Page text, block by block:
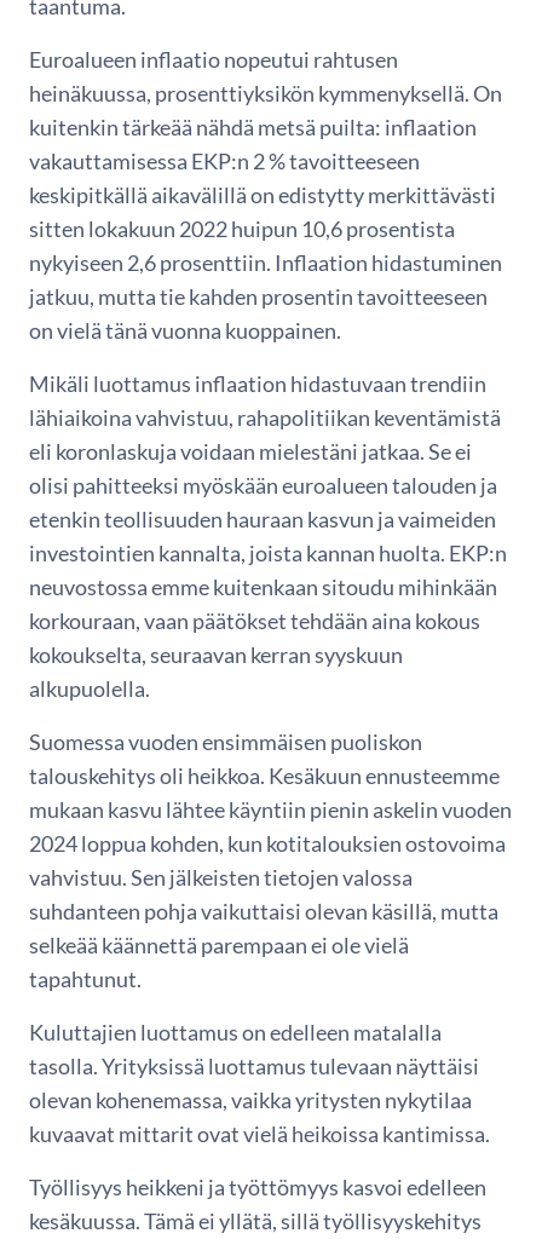
taantuma.
Euroalueen inflaatio nopeutui rahtusen
heinäkuussa, prosenttiyksikön kymmenyksellä. On
kuitenkin tärkeää nähdä metsä puilta: inflaation
vakauttamisessa EKP:n 2 % tavoitteeseen
keskipitkällä aikavälillä on edistytty merkittävästi
sitten lokakuun 2022 huipun 10,6 prosentista
nykyiseen 2,6 prosenttiin. Inflaation hidastuminen
jatkuu, mutta tie kahden prosentin tavoitteeseen
on vielä tänä vuonna kuoppainen.
Mikäli luottamus inflaation hidastuvaan trendiin
lähiaikoina vahvistuu, rahapolitiikan keventämistä
eli koronlaskuja voidaan mielestäni jatkaa. Se ei
olisi pahitteeksi myöskään euroalueen talouden ja
etenkin teollisuuden hauraan kasvun ja vaimeiden
investointien kannalta, joista kannan huolta. EKP:n
neuvostossa emme kuitenkaan sitoudu mihinkään
korkouraan, vaan päätökset tehdään aina kokous
kokoukselta, seuraavan kerran syyskuun
alkupuolella.
Suomessa vuoden ensimmäisen puoliskon
talouskehitys oli heikkoa. Kesäkuun ennusteemme
mukaan kasvu lähtee käyntiin pienin askelin vuoden
2024 loppua kohden, kun kotitalouksien ostovoima
vahvistuu. Sen jälkeisten tietojen valossa
suhdanteen pohja vaikuttaisi olevan käsillä, mutta
selkeää käännettä parempaan ei ole vielä
tapahtunut.
Kuluttajien luottamus on edelleen matalalla
tasolla. Yrityksissä luottamus tulevaan näyttäisi
olevan kohenemassa, vaikka yritysten nykytilaa
kuvaavat mittarit ovat vielä heikoissa kantimissa.
Työllisyys heikkeni ja työttömyys kasvoi edelleen
kesäkuussa. Tämä ei yllätä, sillä työllisyyskehitys